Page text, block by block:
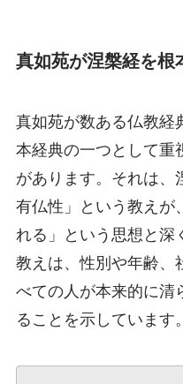
真如苑が涅槃経を根
真如苑が数ある仏教経
本経典の一つとして重
があります。それは、
有仏性」という教えが
れる」という思想と深
教えは、性別や年齢、
べての人が本来的に清
ることを示しています。